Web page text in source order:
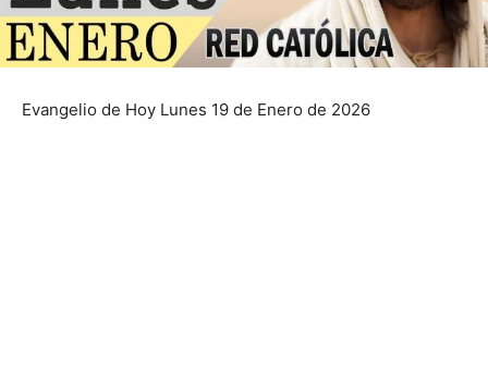
Evangelio de Hoy Lunes 19 de Enero de 2026